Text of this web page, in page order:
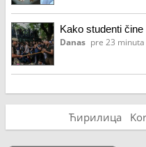
Kako studenti
Danas pre 23 minuta
Ћирилица